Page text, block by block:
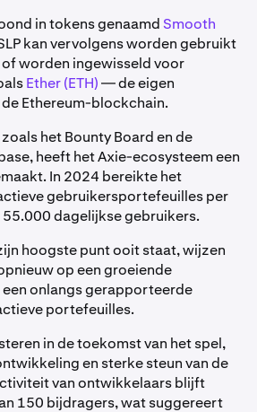
in tokens genaamd Smooth
kan vervolgens worden gebruikt
worden ingewisseld voor
Ether (ETH)— de eigen
Ethereum-blockchain.
het Bounty Board en de
heeft het Axie-ecosysteem een
In 2024 bereikte het
gebruikersportefeuilles per
55.000 dagelijkse gebruikers.
hoogste punt ooit staat, wijzen
op een groeiende
onlangs gerapporteerde
portefeuilles.
in de toekomst van het spel,
en sterke steun van de
van ontwikkelaars blijft
150 bijdragers, wat suggereert